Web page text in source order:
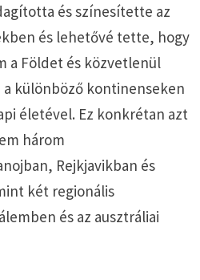
és színesítette az
és lehetővé tette, hogy
a Földet és közvetlenül
különböző kontinenseken
életével. Ez konkrétan azt
három
Rejkjavikban és
két regionális
és az ausztráliai